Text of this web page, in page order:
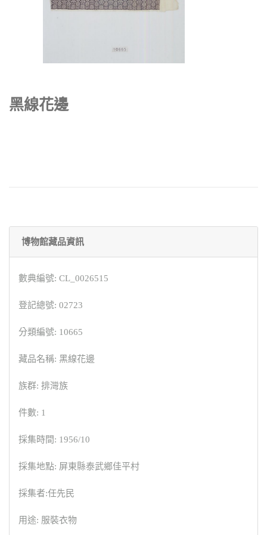
黑線花邊
博物館藏品資訊
數典編號: CL_0026515
登記總號: 02723
分類編號: 10665
藏品名稱: 黑線花邊
族群: 排灣族
件數: 1
採集時間: 1956/10
採集地點: 屏東縣泰武鄉佳平村
採集者:任先民
用途: 服裝衣物